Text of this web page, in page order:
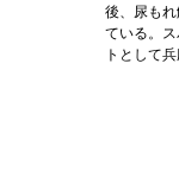
後、尿も
ている。
トとして